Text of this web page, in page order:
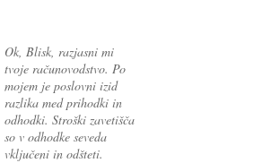
Ok, Blisk, razjasni mi
tvoje računovodstvo. Po
mojem je poslovni izid
razlika med prihodki in
odhodki. Stroški zavetišča
so v odhodke seveda
vključeni in odšteti.